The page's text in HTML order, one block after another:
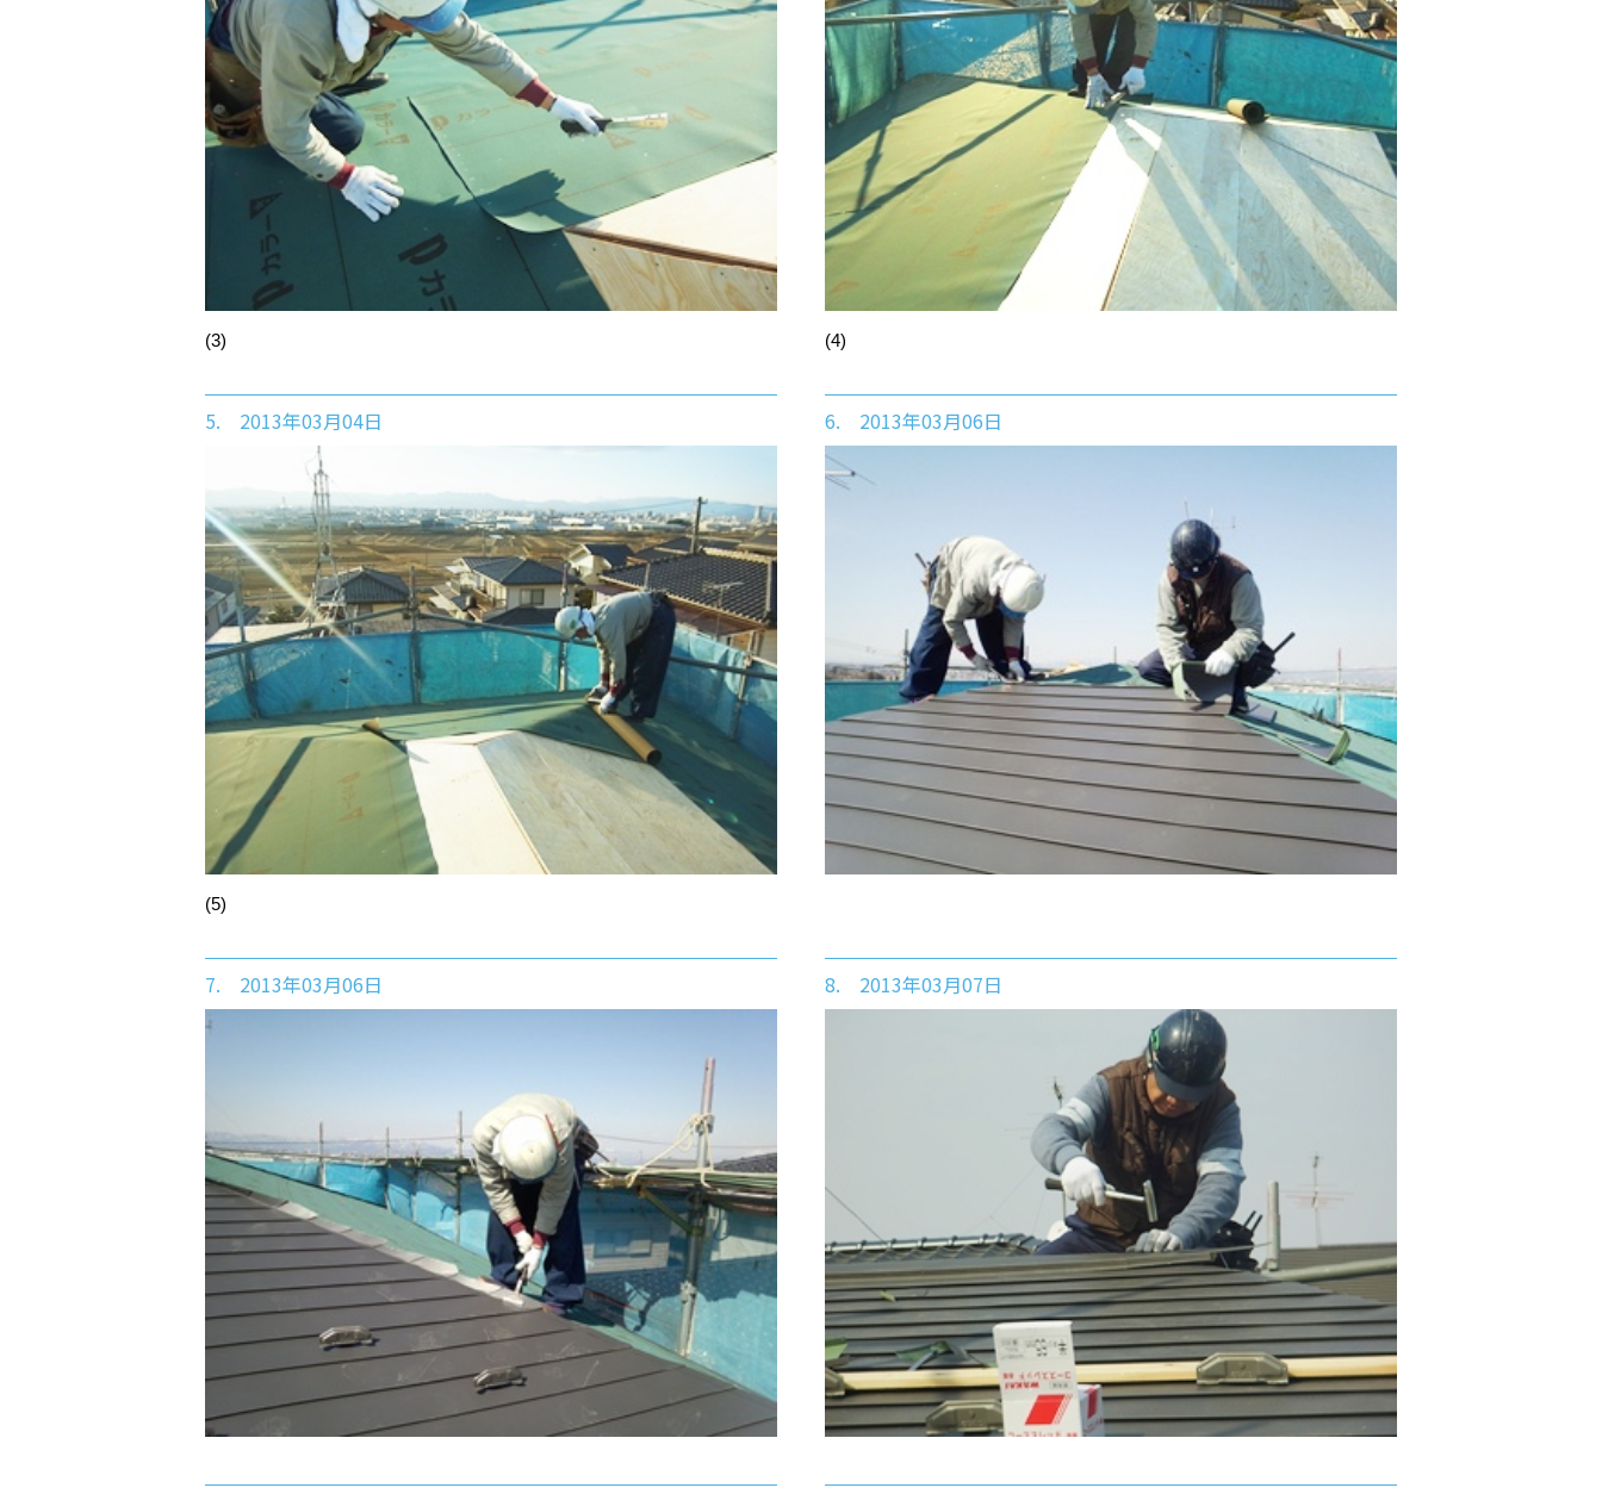
(3) (4)
5. 2013年03月04日
(5)
6. 2013年03月06日
7. 2013年03月06日 8. 2013年03月07日